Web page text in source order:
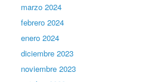
marzo 2024
febrero 2024
enero 2024
diciembre 2023
noviembre 2023